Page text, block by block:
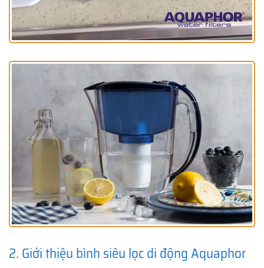
2. Giới thiệu bình siêu lọc di động Aquaphor